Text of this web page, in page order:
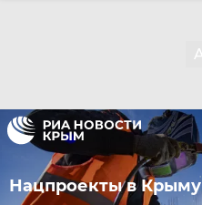
Нацпроекты в Крыму